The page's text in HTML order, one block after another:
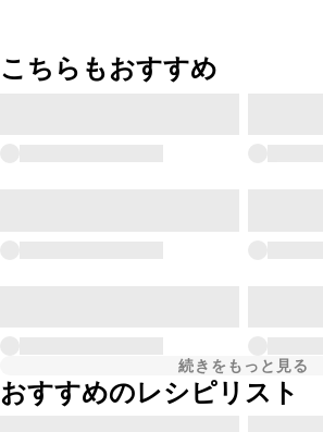
こちらもおすすめ
続きをもっと見る
おすすめのレシピリスト